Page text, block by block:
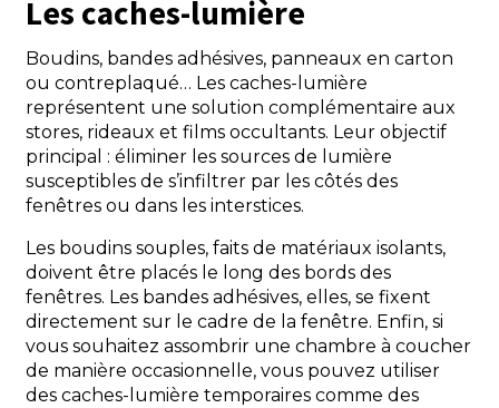
Les caches-lumière
Boudins, bandes adhésives, panneaux en carton
ou contreplaqué… Les caches-lumière
représentent une solution complémentaire aux
stores, rideaux et films occultants. Leur objectif
principal : éliminer les sources de lumière
susceptibles de s’infiltrer par les côtés des
fenêtres ou dans les interstices.
Les boudins souples, faits de matériaux isolants,
doivent être placés le long des bords des
fenêtres. Les bandes adhésives, elles, se fixent
directement sur le cadre de la fenêtre. Enfin, si
vous souhaitez assombrir une chambre à coucher
de manière occasionnelle, vous pouvez utiliser
des caches-lumière temporaires comme des